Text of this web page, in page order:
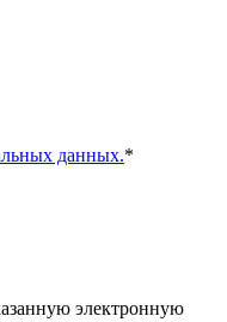
данных.*
электронную